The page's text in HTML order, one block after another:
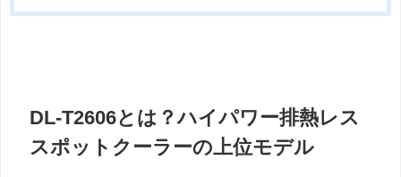
DL-T2606とは？ハイパワー排熱レス
スポットクーラーの上位モデル